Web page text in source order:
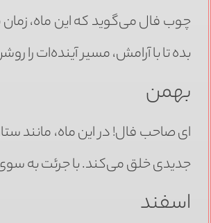
چوب فال می‌گوید که این ماه، زمان
بده تا با آرامش، مسیر آینده‌ات
بهمن
ای صاحب فال! در این ماه، مانند
جدیدی خلق می‌کند. با جرئت به
اسفند